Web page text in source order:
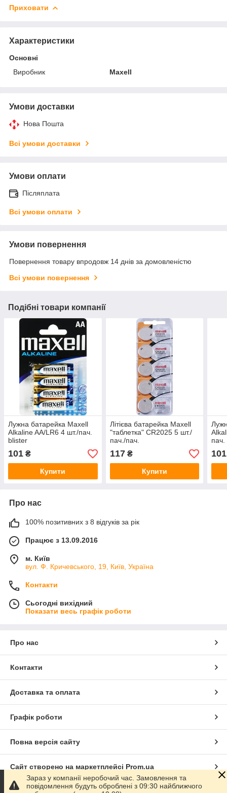
Приховати
Характеристики
Основні
Виробник
Maxell
Умови доставки
Нова Пошта
Всі умови доставки
Умови оплати
Післяплата
Всі умови оплати
Умови повернення
Повернення товару впродовж 14 днів за домовленістю
Всі умови повернення
Подібні товари компанії
Лужна батарейка Maxell
Alkaline AA/LR6 4 шт./пач.
blister
101 ₴
Купити
Літієва батарейка Maxell
"таблетка" CR2025 5 шт./
пач./пач.
117₴
Купити
101
Про нас
100% позитивних з 8 відгуків за рік
Працює з 13.09.2016
м. Київ
вул. Ф. Кричевського, 19, Київ, Україна
Контакти
Сьогодні вихідний
Показати весь графік роботи
Про нас
Контакти
Доставка та оплата
Графік роботи
Повна версія сайту
Сайт створено на маркетплейсі Prom.ua
Зараз у компанії неробочий час. Замовлення та
повідомлення будуть оброблені з 09:30 найближчого